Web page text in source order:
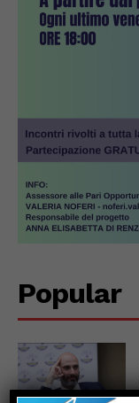
Popular